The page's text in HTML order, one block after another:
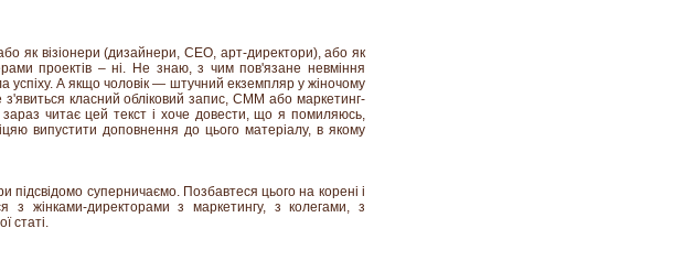
як візіонери (дизайнери, CEO, арт-директори), або як
проектів – ні. Не знаю, з чим пов'язане невміння
А якщо чоловік — штучний екземпляр у жіночому
класний обліковий запис, СММ або маркетинг-
читає цей текст і хоче довести, що я помиляюсь,
випустити доповнення до цього матеріалу, в якому
підсвідомо суперничаємо. Позбавтеся цього на корені і
з жінками-директорами з маркетингу, з колегами, з
статі.